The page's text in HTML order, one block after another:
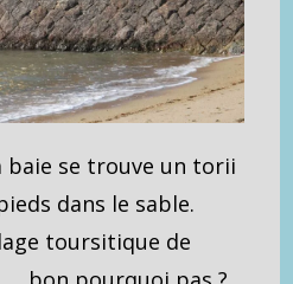
baie se trouve un torii
dans le sable.
toursitique de